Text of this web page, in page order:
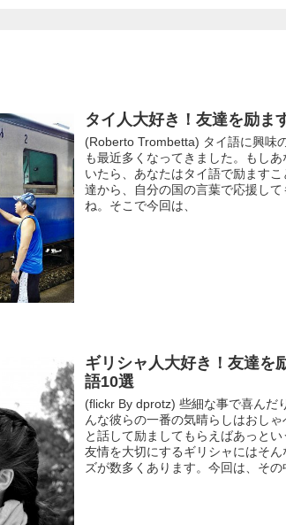
タイ人大好き！友達を励ま
(Roberto Trombetta) タイ語に興味
も最近多くなってきました。もし
いたら、あなたはタイ語で励ます
達から、自分の国の言葉で応援し
ね。そこで今回は、
ギリシャ人大好き！友達を
語10選
(flickr By dprotz) 些細な事で喜んだ
んな彼らの一番の気晴らしはおし
と話して励ましてもらえばあっと
友情を大切にするギリシャにはそ
ズが数多くあります。今回は、その